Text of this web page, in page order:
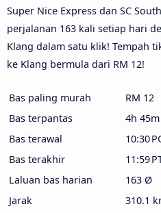
Super Nice Express dan SC
perjalanan 163 kali setiap hari
Klang dalam satu klik! Tempah
ke Klang bermula dari RM 12!
Bas paling murah
RM 12
Bas terpantas
4h 45m
Bas terawal
10:30
Bas terakhir
11:59
Laluan bas harian
163 Ø
Jarak
310.1